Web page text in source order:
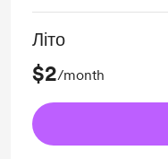
Літо
$2/month